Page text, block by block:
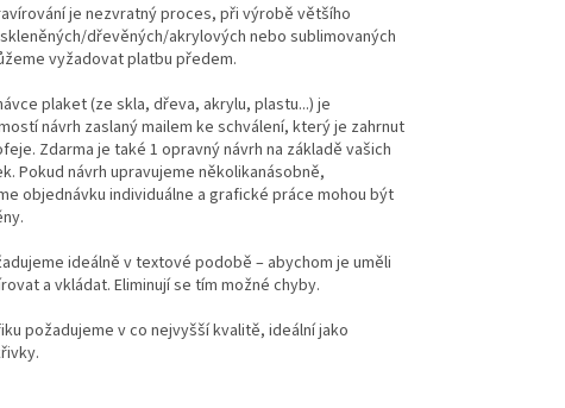
je nezvratný proces, při výrobě většího
dřevěných/akrylových nebo sublimovaných
vyžadovat platbu předem.
plaket (ze skla, dřeva, akrylu, plastu...) je
návrh zaslaný mailem ke schválení, který je zahrnut
Zdarma je také 1 opravný návrh na základě vašich
Pokud návrh upravujeme několikanásobně,
objednávku individuálne a grafické práce mohou být
ideálně v textové podobě – abychom je uměli
a vkládat. Eliminují se tím možné chyby.
požadujeme v co nejvyšší kvalitě, ideální jako